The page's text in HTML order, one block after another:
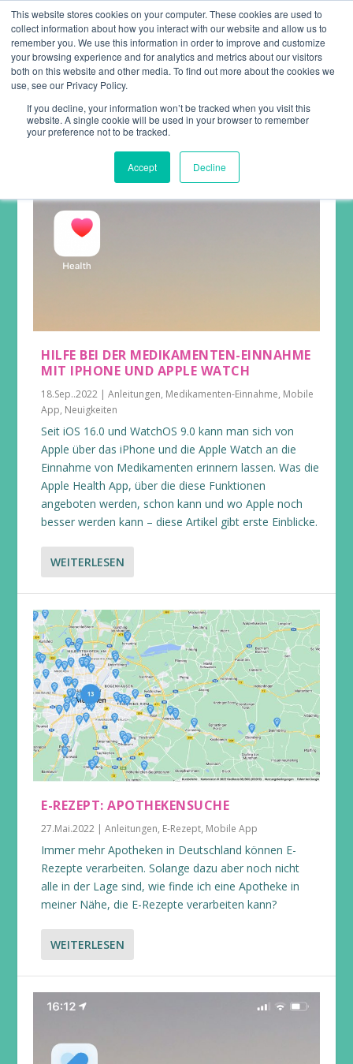
This website stores cookies on your computer. These cookies are used to
collect information about how you interact with our website and allow us to
remember you. We use this information in order to improve and customize
your browsing experience and for analytics and metrics about our visitors
both on this website and other media. To find out more about the cookies we
use, see our Privacy Policy.
If you decline, your information won’t be tracked when you visit this
website. A single cookie will be used in your browser to remember
your preference not to be tracked.
Accept Decline
KATEGORIE:ANLEITUNGEN
HILFE BEI DER MEDIKAMENTEN-EINNAHME
MIT IPHONE UND APPLE WATCH
18.Sep..2022 |Anleitungen, Medikamenten-Einnahme, Mobile
App, Neuigkeiten
Seit iOS 16.0 und WatchOS 9.0 kann man sich von
Apple über das iPhone und die Apple Watch an die
Einnahme von Medikamenten erinnern lassen. Was die
Apple Health App, über die diese Funktionen
angeboten werden, schon kann und wo Apple noch
besser werden kann – diese Artikel gibt erste Einblicke.
WEITERLESEN
E-REZEPT: APOTHEKENSUCHE
27.Mai.2022 |Anleitungen, E-Rezept, Mobile App
Immer mehr Apotheken in Deutschland können E-
Rezepte verarbeiten. Solange dazu aber noch nicht
alle in der Lage sind, wie finde ich eine Apotheke in
meiner Nähe, die E-Rezepte verarbeiten kann?
WEITERLESEN